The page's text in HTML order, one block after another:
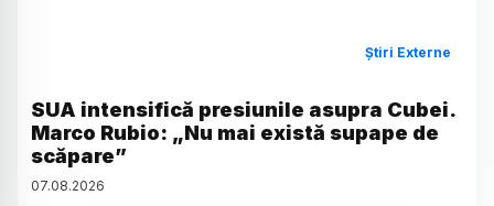
Știri Externe
SUA intensifică presiunile asupra Cubei.
Marco Rubio: „Nu mai există supape de
scăpare”
07.08.2026